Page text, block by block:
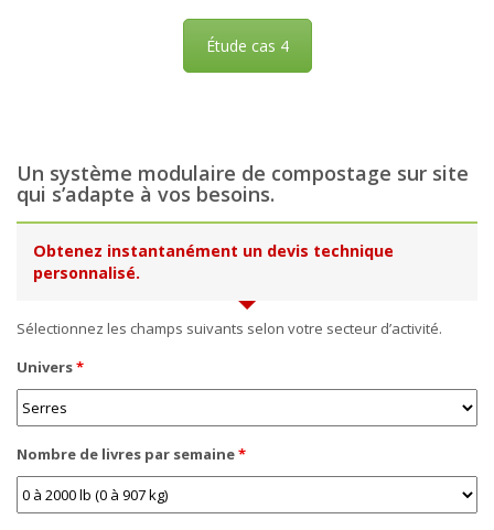
Un système modulaire de compostage sur site
qui s’adapte à vos besoins.
Obtenez instantanément un devis technique
personnalisé.
Sélectionnez les champs suivants selon votre secteur d’activité.
Univers*
Nombre de livres par semaine*
Étude cas 4